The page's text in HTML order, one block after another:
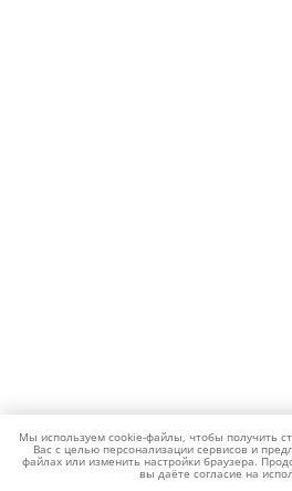
Мы используем cookie-файлы, чтобы получить
Вас с целью персонализации сервисов и
файлах или изменить настройки браузера.
вы даёте согласие на